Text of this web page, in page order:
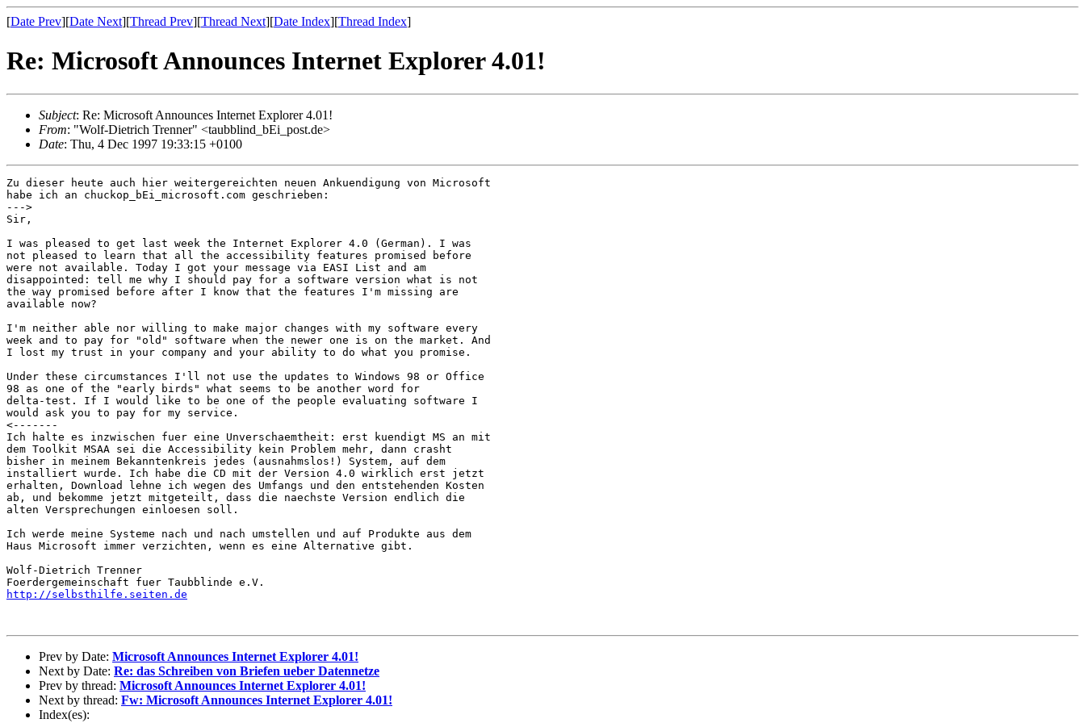
[Date Prev][Date Next][Thread Prev][Thread Next][Date Index][Thread Index]
Re: Microsoft Announces Internet Explorer 4.01!
Subject: Re: Microsoft Announces Internet Explorer 4.01!
From: "Wolf-Dietrich Trenner" <taubblind_bEi_post.de>
Date: Thu, 4 Dec 1997 19:33:15 +0100
Zu dieser heute auch hier weitergereichten neuen Ankuendigung von Microsoft
habe ich an chuckop_bEi_microsoft.com geschrieben:
--->
Sir,
I was pleased to get last week the Internet Explorer 4.0 (German). I was
not pleased to learn that all the accessibility features promised before
were not available. Today I got your message via EASI List and am
disappointed: tell me why I should pay for a software version what is not
the way promised before after I know that the features I'm missing are
available now?
I'm neither able nor willing to make major changes with my software every
week and to pay for "old" software when the newer one is on the market. And
I lost my trust in your company and your ability to do what you promise.
Under these circumstances I'll not use the updates to Windows 98 or Office
98 as one of the "early birds" what seems to be another word for
delta-test. If I would like to be one of the people evaluating software I
would ask you to pay for my service.
<-------
Ich halte es inzwischen fuer eine Unverschaemtheit: erst kuendigt MS an mit
dem Toolkit MSAA sei die Accessibility kein Problem mehr, dann crasht
bisher in meinem Bekanntenkreis jedes (ausnahmslos!) System, auf dem
installiert wurde. Ich habe die CD mit der Version 4.0 wirklich erst jetzt
erhalten, Download lehne ich wegen des Umfangs und den entstehenden Kosten
ab, und bekomme jetzt mitgeteilt, dass die naechste Version endlich die
alten Versprechungen einloesen soll.
Ich werde meine Systeme nach und nach umstellen und auf Produkte aus dem
Haus Microsoft immer verzichten, wenn es eine Alternative gibt.
Wolf-Dietrich Trenner
http://selbsthilfe.seiten.de
Prev by Date: Microsoft Announces Internet Explorer 4.01!
Next by Date: Re: das Schreiben von Briefen ueber Datennetze
Prev by thread: Microsoft Announces Internet Explorer 4.01!
Next by thread: Fw: Microsoft Announces Internet Explorer 4.01!
Index(es):